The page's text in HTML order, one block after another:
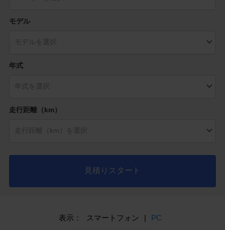
モデル
年式
走行距離（km）
見積りスタート
表示： スマートフォン | PC